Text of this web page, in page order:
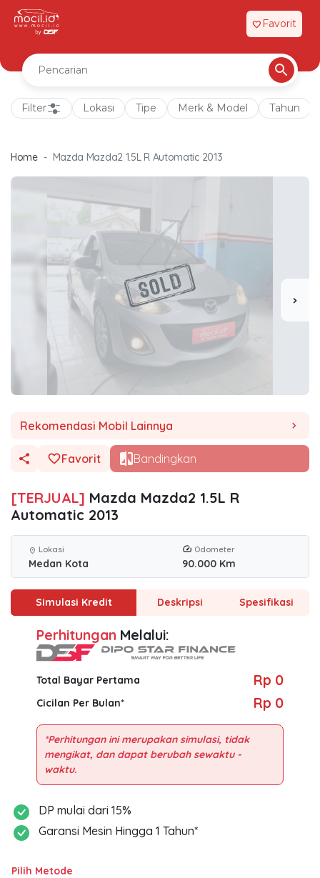
favorite Favorit
Filter Lokasi Tipe Merk & Model Tahun
Home Mazda Mazda2 1.5L R Automatic 2013
chevron_right
Rekomendasi Mobil Lainnya chevron_right
Favorit Bandingkan
[TERJUAL] Mazda Mazda2 1.5L R
Automatic 2013
location_on Lokasi
Medan Kota
Odometer
90.000 Km
Simulasi Kredit Deskripsi Spesifikasi
Perhitungan Melalui:
Total Bayar Pertama Rp 0
Cicilan Per Bulan* Rp 0
*Perhitungan ini merupakan simulasi, tidak
mengikat, dan dapat berubah sewaktu -
DP mulai dari 15%
Garansi Mesin Hingga 1 Tahun*
Pilih Metode